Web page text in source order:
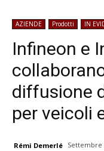
AZIENDE Prodotti IN
Infineon e
diffusione
per veicoli
Rémi Demerlé Settembre